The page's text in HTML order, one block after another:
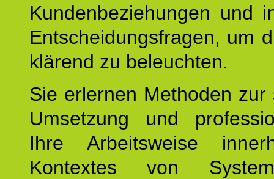
Kundenbeziehungen und
Entscheidungsfragen, um
klärend zu beleuchten.
Sie erlernen Methoden zur
Umsetzung und
Ihre Arbeitsweise
Kontextes von